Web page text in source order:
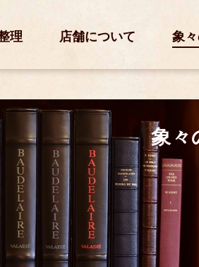
理 店舗について 象
象々